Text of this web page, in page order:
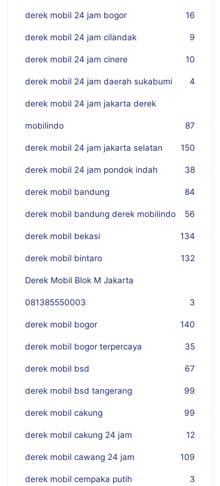
derek mobil 24 jam bogor 16
derek mobil 24 jam cilandak 9
derek mobil 24 jam cinere 10
derek mobil 24 jam daerah sukabumi 4
derek mobil 24 jam jakarta derek
mobilindo 87
derek mobil 24 jam jakarta selatan 150
derek mobil 24 jam pondok indah 38
derek mobil bandung 84
derek mobil bandung derek mobilindo 56
derek mobil bekasi 134
derek mobil bintaro 132
Derek Mobil Blok M Jakarta
081385550003 3
derek mobil bogor 140
derek mobil bogor terpercaya 35
derek mobil bsd 67
derek mobil bsd tangerang 99
derek mobil cakung 99
derek mobil cakung 24 jam 12
derek mobil cawang 24 jam 109
derek mobil cempaka putih 3